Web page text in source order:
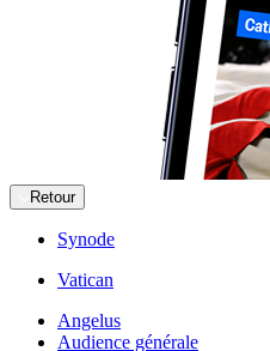
Retour
Synode
Vatican
Angelus
Audience générale